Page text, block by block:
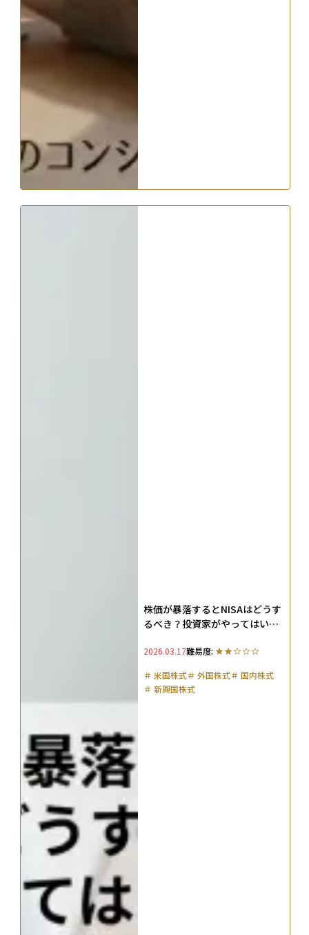
株価が暴落するとNISAはどうす
るべき？投資家がやってはいけ
2026.03.17難易度:
＃ 米国株式＃ 外国株式＃ 国内株式
＃ 新興国株式